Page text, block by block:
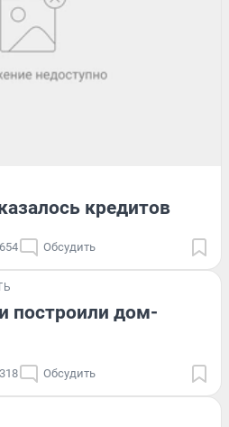
кредитов
654 Обсудить
построили дом-
318 Обсудить